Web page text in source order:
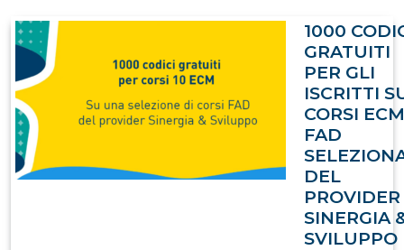
1000
GRATUITI
PER GLI
ISCRITTI
CORSI ECM
FAD
DEL
PROVIDER
SINERGIA
SVILUPPO